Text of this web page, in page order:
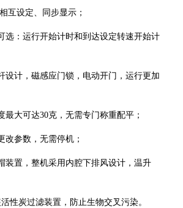
互设定、同步显示；
选：运行开始计时和到达设定转速开始计
设计，磁感应门锁，电动开门，运行更加
最大可达30克，无需专门称重配平；
改参数，无需停机；
装置，整机采用内腔下排风设计，温升
活性炭过滤装置，防止生物交叉污染。